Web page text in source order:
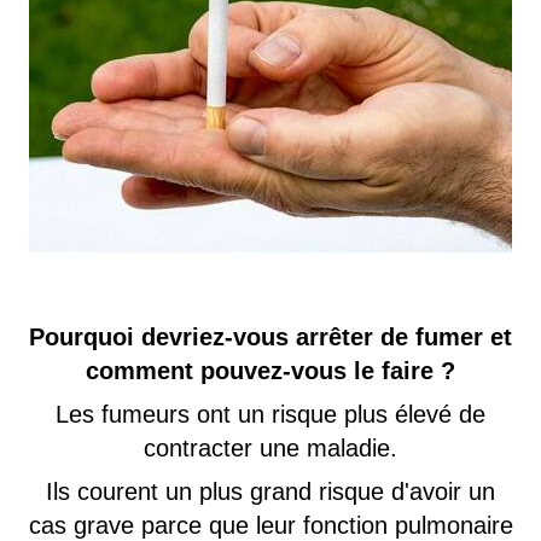
Pourquoi devriez-vous arrêter de fumer et
comment pouvez-vous le faire ?
Les fumeurs ont un risque plus élevé de
contracter une maladie.
Ils courent un plus grand risque d'avoir un
cas grave parce que leur fonction pulmonaire